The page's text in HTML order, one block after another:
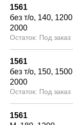
1561
без т/о 140 1200
2000
Под заказ
1561
без т/о 150 1500
2000
Под заказ
1561